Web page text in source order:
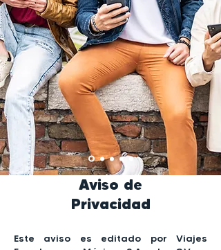
Aviso de
Privacidad
Este aviso es editado por Viajes